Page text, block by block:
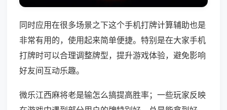
同时应用在很多场景之下这个手机打牌计算辅助也是
非常有用的，使用起来简单便捷。特别是在大家手机
打牌时可以合理调整牌型，提升游戏体验，避免影响
好友间互动乐趣。
微乐江西麻将老是输怎么搞提高胜率；一些玩家反映